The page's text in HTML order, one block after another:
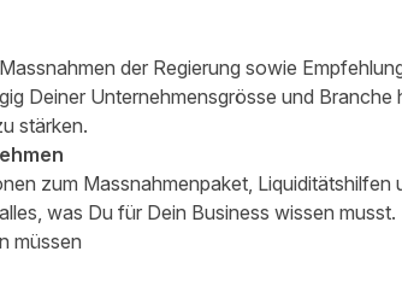
der Regierung sowie
Deiner Unternehmensgrösse und Branche
stärken.
zum Massnahmenpaket, Liquiditätshilfen
was Du für Dein Business wissen musst.
müssen